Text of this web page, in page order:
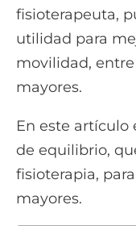
fisioterapeuta,
utilidad para
movilidad,
mayores.
En este artículo
de equilibrio,
fisioterapia,
mayores.